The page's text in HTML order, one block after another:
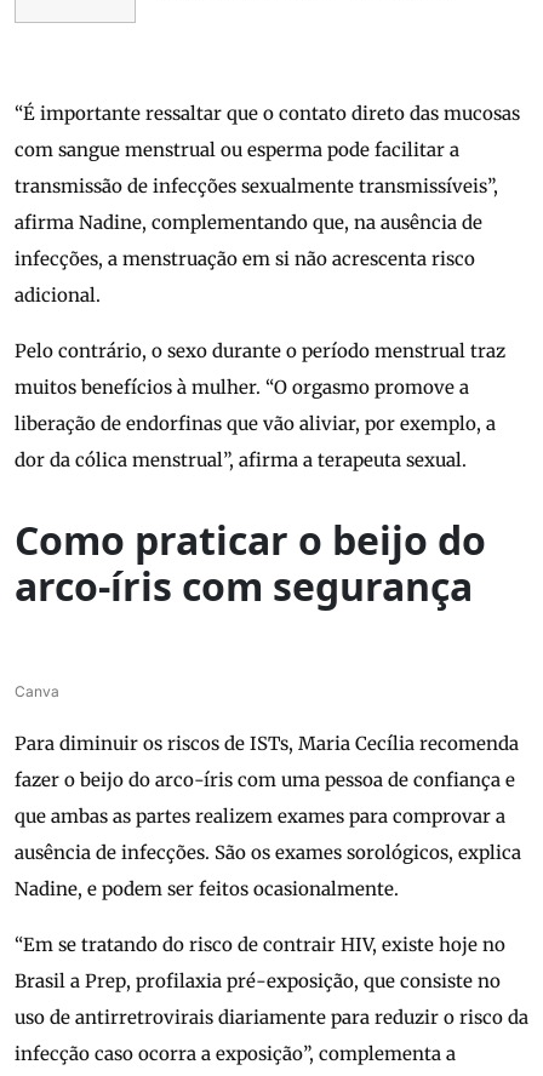
“É importante ressaltar que o contato direto das mucosas
com sangue menstrual ou esperma pode facilitar a
transmissão de infecções sexualmente transmissíveis”,
afirma Nadine, complementando que, na ausência de
infecções, a menstruação em si não acrescenta risco
adicional.
Pelo contrário, o sexo durante o período menstrual traz
muitos benefícios à mulher. “O orgasmo promove a
liberação de endorfinas que vão aliviar, por exemplo, a
dor da cólica menstrual”, afirma a terapeuta sexual.
Como praticar o beijo do
arco-íris com segurança
Canva
Para diminuir os riscos de ISTs, Maria Cecília recomenda
fazer o beijo do arco-íris com uma pessoa de confiança e
que ambas as partes realizem exames para comprovar a
ausência de infecções. São os exames sorológicos, explica
Nadine, e podem ser feitos ocasionalmente.
“Em se tratando do risco de contrair HIV, existe hoje no
Brasil a Prep, profilaxia pré-exposição, que consiste no
uso de antirretrovirais diariamente para reduzir o risco da
infecção caso ocorra a exposição”, complementa a